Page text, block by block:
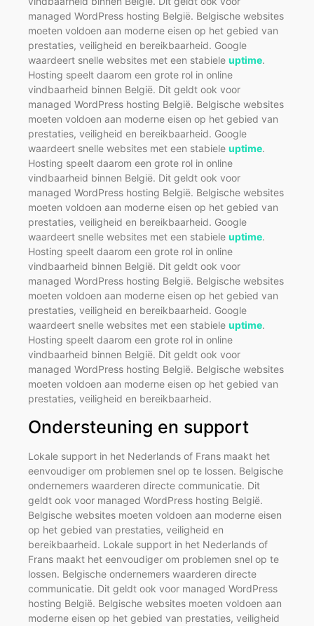
managed WordPress hosting België. Belgische websites
moeten voldoen aan moderne eisen op het gebied van
prestaties, veiligheid en bereikbaarheid. Google
waardeert snelle websites met een stabiele uptime.
Hosting speelt daarom een grote rol in online
vindbaarheid binnen België. Dit geldt ook voor
managed WordPress hosting België. Belgische websites
moeten voldoen aan moderne eisen op het gebied van
prestaties, veiligheid en bereikbaarheid. Google
waardeert snelle websites met een stabiele uptime.
Hosting speelt daarom een grote rol in online
vindbaarheid binnen België. Dit geldt ook voor
managed WordPress hosting België. Belgische websites
moeten voldoen aan moderne eisen op het gebied van
prestaties, veiligheid en bereikbaarheid. Google
waardeert snelle websites met een stabiele uptime.
Hosting speelt daarom een grote rol in online
vindbaarheid binnen België. Dit geldt ook voor
managed WordPress hosting België. Belgische websites
moeten voldoen aan moderne eisen op het gebied van
prestaties, veiligheid en bereikbaarheid. Google
waardeert snelle websites met een stabiele uptime.
Hosting speelt daarom een grote rol in online
vindbaarheid binnen België. Dit geldt ook voor
managed WordPress hosting België. Belgische websites
moeten voldoen aan moderne eisen op het gebied van
prestaties, veiligheid en bereikbaarheid.
Ondersteuning en support
Lokale support in het Nederlands of Frans maakt het
eenvoudiger om problemen snel op te lossen. Belgische
ondernemers waarderen directe communicatie. Dit
geldt ook voor managed WordPress hosting België.
Belgische websites moeten voldoen aan moderne eisen
op het gebied van prestaties, veiligheid en
bereikbaarheid. Lokale support in het Nederlands of
Frans maakt het eenvoudiger om problemen snel op te
lossen. Belgische ondernemers waarderen directe
communicatie. Dit geldt ook voor managed WordPress
hosting België. Belgische websites moeten voldoen aan
moderne eisen op het gebied van prestaties, veiligheid